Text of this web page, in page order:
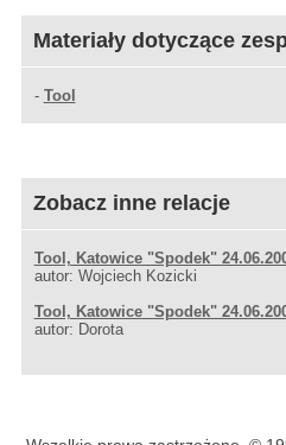
Materiały dotyczące
- Tool
Zobacz inne relacje
Tool, Katowice "Spodek"
autor: Wojciech Kozicki
Tool, Katowice "Spodek"
autor: Dorota